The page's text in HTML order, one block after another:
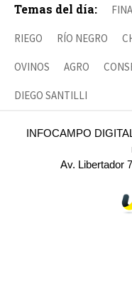
Temas del día:
RIEGO RÍO NEGRO
OVINOS AGRO
DIEGO SANTILLI
INFOCAMPO
Av. Libertador